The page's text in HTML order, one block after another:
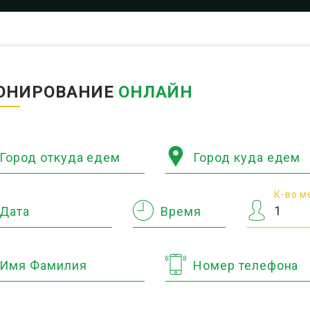
ОНЛАЙН
Город откуда едем Город куда едем
Дата Время
К-во
Имя Фамилия Номер телефона